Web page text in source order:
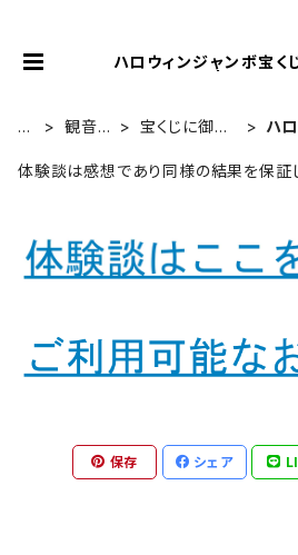
ハロウィンジャンボ宝く
H
M
観音様
宝くじに御利
ハ
体験談は感想であり同様の結果を保証
保存 シェア